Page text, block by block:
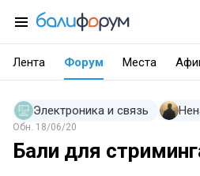
Лента Форум Места
Электроника и связь
Обн. 18/06/20
Бали для